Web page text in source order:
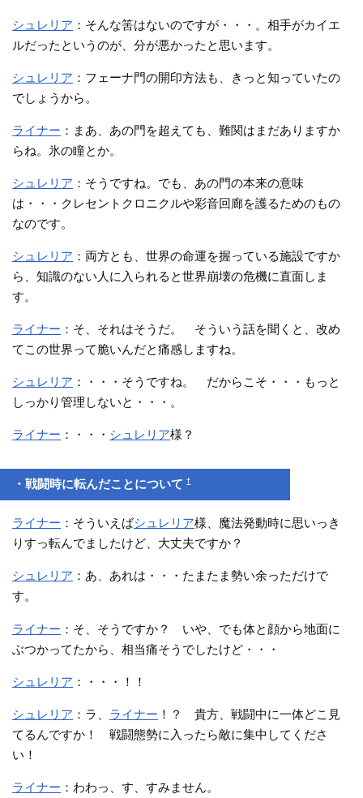
シュレリア ：そんな筈はないのですが・・・。相手がカイエ
ルだったというのが、分が悪かったと思います。
シュレリア ：フェーナ門の開印方法も、きっと知っていたの
でしょうから。
ライナー ：まあ、あの門を超えても、難関はまだありますか
らね。氷の瞳とか。
シュレリア ：そうですね。でも、あの門の本来の意味
は・・・クレセントクロニクルや彩音回廊を護るためのもの
なのです。
シュレリア ：両方とも、世界の命運を握っている施設ですか
ら、知識のない人に入られると世界崩壊の危機に直面しま
す。
ライナー ：そ、それはそうだ。 そういう話を聞くと、改め
てこの世界って脆いんだと痛感しますね。
シュレリア ：・・・そうですね。 だからこそ・・・もっと
しっかり管理しないと・・・。
ライナー ：・・・ シュレリア様？
・戦闘時に転んだことについて†
ライナー ：そういえばシュレリア様、魔法発動時に思いっき
りすっ転んでましたけど、大丈夫ですか？
シュレリア ：あ、あれは・・・たまたま勢い余っただけで
す。
ライナー ：そ、そうですか？ いや、でも体と顔から地面に
ぶつかってたから、相当痛そうでしたけど・・・
シュレリア ：・・・！！
シュレリア ：ラ、 ライナー ！？ 貴方、戦闘中に一体どこ見
てるんですか！ 戦闘態勢に入ったら敵に集中してくださ
い！
ライナー ：わわっ、す、すみません。